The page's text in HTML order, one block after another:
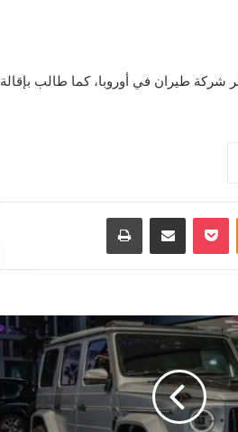
شركة طيران في أوروبا، كما طالب بإقالة
Odnoklassniki
‫Pocket مشاركة عبر البريد طباعة